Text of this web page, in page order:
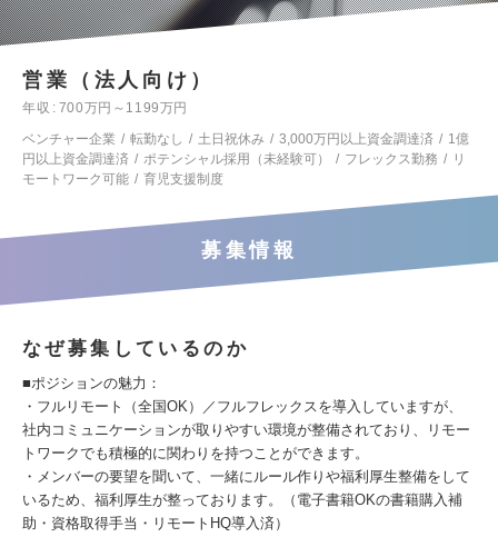
営業（法人向け）
年収
700万円～1199万円
ベンチャー企業
転勤なし 土日祝休み 3,000万円以上資金調達済
1億
円以上資金調達済
ポテンシャル採用（未経験可） フレックス勤務
リ
モートワーク可能
育児支援制度
募集情報
なぜ募集しているのか
■ポジションの魅力：
・フルリモート（全国OK）／フルフレックスを導入していますが、
社内コミュニケーションが取りやすい環境が整備されており、リモー
トワークでも積極的に関わりを持つことができます。
・メンバーの要望を聞いて、一緒にルール作りや福利厚生整備をして
いるため、福利厚生が整っております。（電子書籍OKの書籍購入補
助・資格取得手当・リモートHQ導入済）